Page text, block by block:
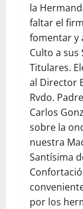
la
faltar el
fomentar y
Culto a sus
Titulares.
al Director
Rvdo.
Carlos
sobre la
nuestra
Santísima
por los